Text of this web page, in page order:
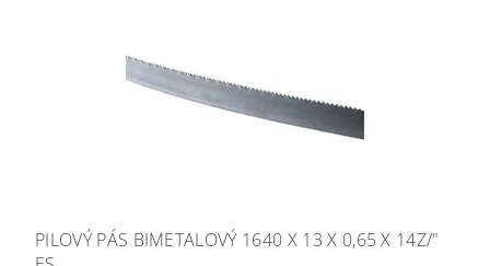
PILOVÝ PÁS BIMETALOVÝ 1640 X 13 X 0,65 X 14Z/"